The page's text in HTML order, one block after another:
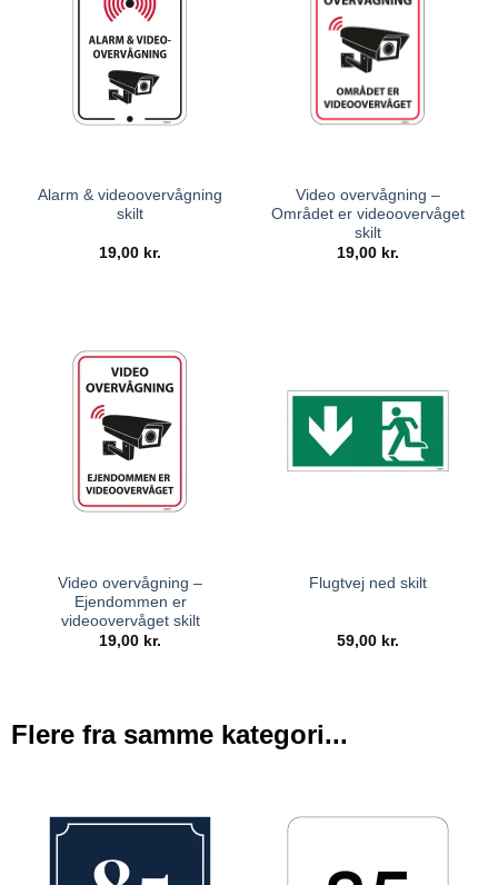
Alarm & videoovervågning
skilt
19,00 kr.
Video overvågning –
Området er videoovervåget
skilt
19,00 kr.
Video overvågning –
Ejendommen er
videoovervåget skilt
19,00 kr.
Flugtvej ned skilt
59,00 kr.
Flere fra samme kategori...